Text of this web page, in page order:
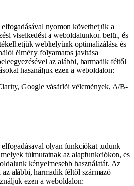
nyomon követhetjük a
viselkedést a weboldalunkon belül, és
webhelyünk optimalizálása és
élmény folyamatos javítása
az alábbi, harmadik féltől
használjuk ezen a weboldalon:
Google vásárlói vélemények, A/B-
elfogadásával olyan funkciókat tudunk
túlmutatnak az alapfunkciókon, és
kényelmesebb használatát. Az
az alábbi, harmadik féltől származó
ezen a weboldalon: